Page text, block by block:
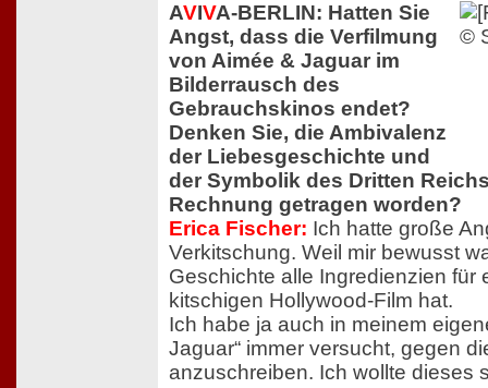
AVIVA-BERLIN: Hatten Sie
Angst, dass die Verfilmung
von Aimée & Jaguar im
Bilderrausch des
Gebrauchskinos endet?
Denken Sie, die Ambivalenz
der Liebesgeschichte und
der Symbolik des Dritten
Rechnung getragen worden?
Erica Fischer: Ich hatte große
Verkitschung. Weil mir bewusst
Geschichte alle Ingredienzien für
kitschigen Hollywood-Film hat.
Ich habe ja auch in meinem
Jaguar“ immer versucht, gegen
anzuschreiben. Ich wollte dieses